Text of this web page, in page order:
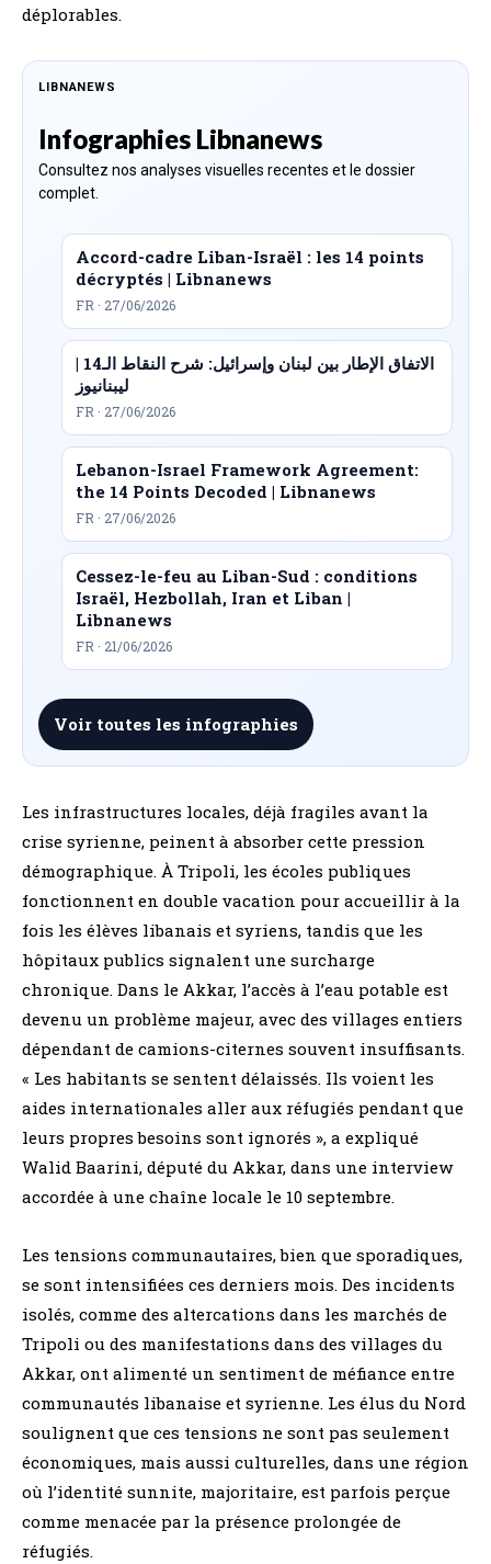
déplorables.
LIBNANEWS
Infographies Libnanews
Consultez nos analyses visuelles recentes et le dossier
complet.
Accord-cadre Liban-Israël : les 14 points
décryptés | Libnanews
FR · 27/06/2026
الاتفاق الإطار بين لبنان وإسرائيل: شرح النقاط الـ14 |
ليبنانيوز
FR · 27/06/2026
Lebanon-Israel Framework Agreement:
the 14 Points Decoded | Libnanews
FR · 27/06/2026
Cessez-le-feu au Liban-Sud : conditions
Israël, Hezbollah, Iran et Liban |
Libnanews
FR · 21/06/2026
Voir toutes les infographies
Les infrastructures locales, déjà fragiles avant la
crise syrienne, peinent à absorber cette pression
démographique. À Tripoli, les écoles publiques
fonctionnent en double vacation pour accueillir à la
fois les élèves libanais et syriens, tandis que les
hôpitaux publics signalent une surcharge
chronique. Dans le Akkar, l’accès à l’eau potable est
devenu un problème majeur, avec des villages entiers
dépendant de camions-citernes souvent insuffisants.
« Les habitants se sentent délaissés. Ils voient les
aides internationales aller aux réfugiés pendant que
leurs propres besoins sont ignorés », a expliqué
Walid Baarini, député du Akkar, dans une interview
accordée à une chaîne locale le 10 septembre.
Les tensions communautaires, bien que sporadiques,
se sont intensifiées ces derniers mois. Des incidents
isolés, comme des altercations dans les marchés de
Tripoli ou des manifestations dans des villages du
Akkar, ont alimenté un sentiment de méfiance entre
communautés libanaise et syrienne. Les élus du Nord
soulignent que ces tensions ne sont pas seulement
économiques, mais aussi culturelles, dans une région
où l’identité sunnite, majoritaire, est parfois perçue
comme menacée par la présence prolongée de
réfugiés.